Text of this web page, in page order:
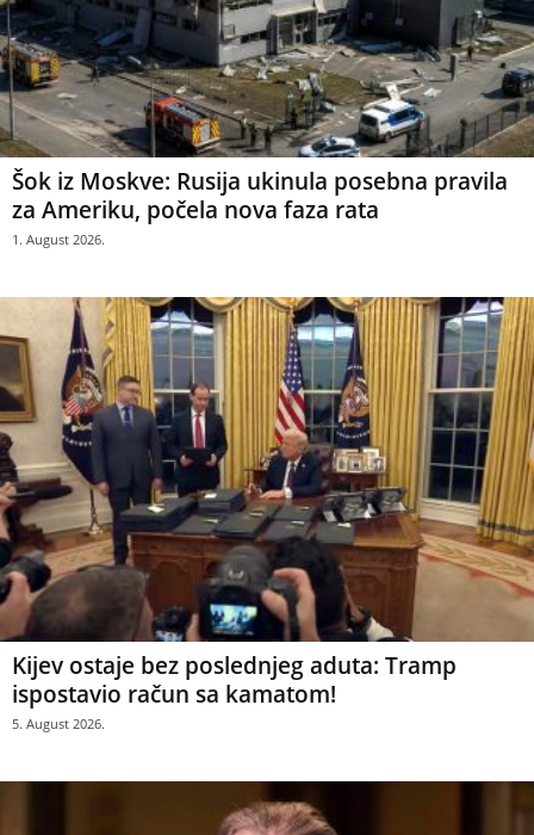
Šok iz Moskve: Rusija ukinula posebna pravila
za Ameriku, počela nova faza rata
1. August 2026.
Kijev ostaje bez poslednjeg aduta: Tramp
ispostavio račun sa kamatom!
5. August 2026.